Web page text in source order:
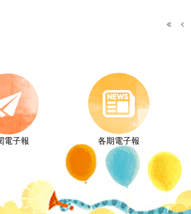
電子報 各期電子報